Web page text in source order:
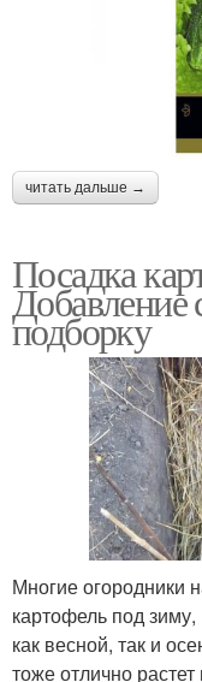
читать дальше →
Посадка
Добавление
подборку
Многие огородники
картофель под
как весной, так и
тоже отлично